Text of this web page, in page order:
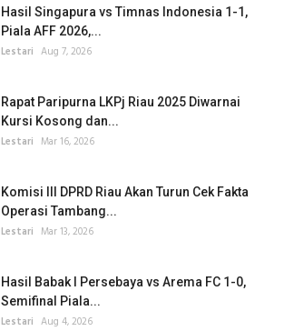
Hasil Singapura vs Timnas Indonesia 1-1,
Piala AFF 2026,...
Lestari Aug 7, 2026
Rapat Paripurna LKPj Riau 2025 Diwarnai
Kursi Kosong dan...
Lestari Mar 16, 2026
Komisi III DPRD Riau Akan Turun Cek Fakta
Operasi Tambang...
Lestari Mar 13, 2026
Hasil Babak I Persebaya vs Arema FC 1-0,
Semifinal Piala...
Lestari Aug 4, 2026